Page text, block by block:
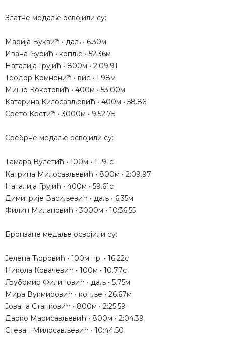
Златне медаље освојили су:
Марија Буквић • даљ • 6.30м
Ивана Ђурић • копље • 52.36м
Наталија Грујић • 800м • 2:09.91
Теодор Комненић • вис • 1.98м
Мишо Кокотовић • 400м • 53.00м
Катарина Килосављевић • 400м • 58.86
Срето Крстић • 3000м • 9:52.75
Сребрне медаље освојили су:
Тамара Вулетић • 100м • 11.91с
Катрина Милосављевић • 800м • 2:09.97
Наталија Грујић • 400м • 59.61с
Димитрије Васиљевић • даљ • 6.35м
Филип Милановић • 3000м • 10:36.55
Бронзане медаље освојили су:
Јелена Ћоровић • 100м пр. • 16.22с
Никола Ковачевић • 100м • 10.77с
Љубомир Филиповић • даљ • 5.75м
Мира Вукмировић • копље • 26.67м
Јована Станковић • 800м • 2:25.59
Дарко Марисављевић • 800м • 2:04.39
Стеван Милосављевић • 10:44.50